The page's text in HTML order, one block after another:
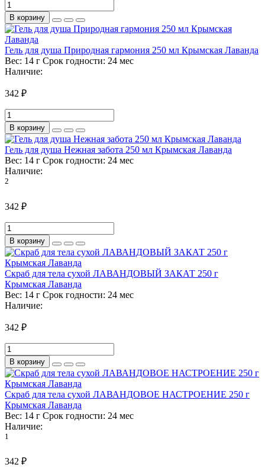
В корзину
Гель для душа Природная гармония 250 мл Крымская Лаванда
Вес: 14 г Срок годности: 24 мес
Наличие:
342 ₽
В корзину
Гель для душа Нежная забота 250 мл Крымская Лаванда
Вес: 14 г Срок годности: 24 мес
Наличие:
2
342 ₽
В корзину
Скраб для тела сухой ЛАВАНДОВЫЙ ЗАКАТ 250 г
Крымская Лаванда
Вес: 14 г Срок годности: 24 мес
Наличие:
342 ₽
В корзину
Скраб для тела сухой ЛАВАНДОВОЕ НАСТРОЕНИЕ 250 г
Крымская Лаванда
Вес: 14 г Срок годности: 24 мес
Наличие:
1
342 ₽